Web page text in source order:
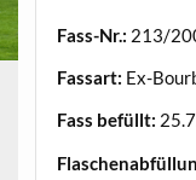
Fass-Nr.: 213/
Fassart: Ex-
Fass befüllt: